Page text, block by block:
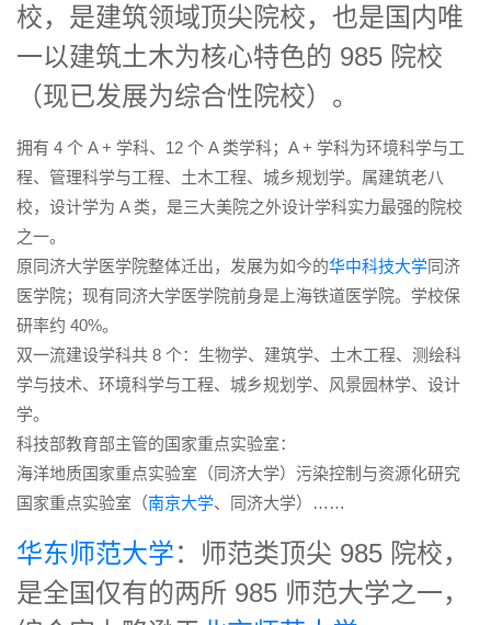
校，是建筑领域顶尖院校，也是国内唯
一以建筑土木为核心特色的 985 院校
（现已发展为综合性院校）。
拥有 4 个 A + 学科、12 个 A 类学科；A + 学科为环境科学与工
程、管理科学与工程、土木工程、城乡规划学。属建筑老八
校，设计学为 A 类，是三大美院之外设计学科实力最强的院校
之一。
原同济大学医学院整体迁出，发展为如今的华中科技大学同济
医学院；现有同济大学医学院前身是上海铁道医学院。学校保
研率约 40%。
双一流建设学科共 8 个：生物学、建筑学、土木工程、测绘科
学与技术、环境科学与工程、城乡规划学、风景园林学、设计
学。
科技部教育部主管的国家重点实验室：
海洋地质国家重点实验室（同济大学）污染控制与资源化研究
国家重点实验室（南京大学、同济大学）……
华东师范大学：师范类顶尖 985 院校，
是全国仅有的两所 985 师范大学之一，